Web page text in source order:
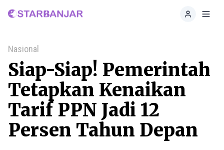
Home
Nasional
Siap-Siap! Pemerintah
Tetapkan Kenaikan
Tarif PPN Jadi 12
Persen Tahun Depan